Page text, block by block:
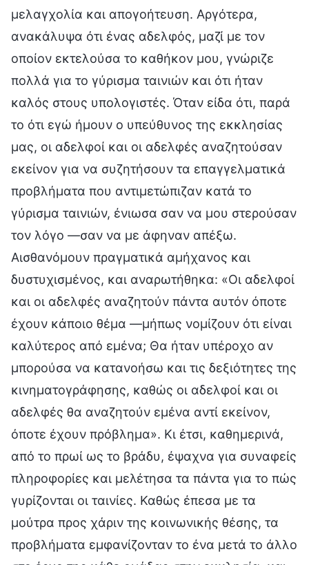
μελαγχολία και απογοήτευση. Αργότερα,
ανακάλυψα ότι ένας αδελφός, μαζί με τον
οποίον εκτελούσα το καθήκον μου, γνώριζε
πολλά για το γύρισμα ταινιών και ότι ήταν
καλός στους υπολογιστές. Όταν είδα ότι, παρά
το ότι εγώ ήμουν ο υπεύθυνος της εκκλησίας
μας, οι αδελφοί και οι αδελφές αναζητούσαν
εκείνον για να συζητήσουν τα επαγγελματικά
προβλήματα που αντιμετώπιζαν κατά το
γύρισμα ταινιών, ένιωσα σαν να μου στερούσαν
τον λόγο —σαν να με άφηναν απέξω.
Αισθανόμουν πραγματικά αμήχανος και
δυστυχισμένος, και αναρωτήθηκα: «Οι αδελφοί
και οι αδελφές αναζητούν πάντα αυτόν όποτε
έχουν κάποιο θέμα —μήπως νομίζουν ότι είναι
καλύτερος από εμένα; Θα ήταν υπέροχο αν
μπορούσα να κατανοήσω και τις δεξιότητες της
κινηματογράφησης, καθώς οι αδελφοί και οι
αδελφές θα αναζητούν εμένα αντί εκείνον,
όποτε έχουν πρόβλημα». Κι έτσι, καθημερινά,
από το πρωί ως το βράδυ, έψαχνα για συναφείς
πληροφορίες και μελέτησα τα πάντα για το πώς
γυρίζονται οι ταινίες. Καθώς έπεσα με τα
μούτρα προς χάριν της κοινωνικής θέσης, τα
προβλήματα εμφανίζονταν το ένα μετά το άλλο